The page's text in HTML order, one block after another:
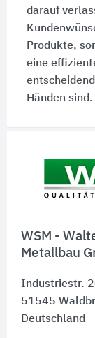
WSM -
Metallbau
Industriestr.
51545
Deutschland
darauf
Produkte,
eine
Händen sind.